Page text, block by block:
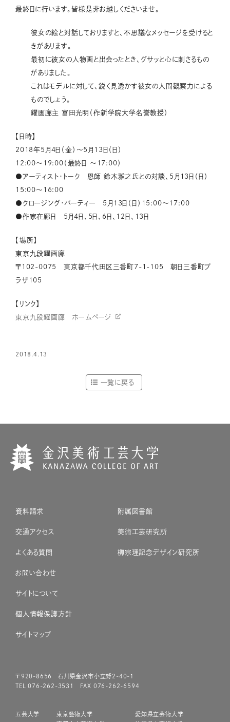
最終日に行います。皆様是非お越しくださいませ。
彼女の絵と対話しておりますと、不思議なメッセージを受けると
きがあります。
最初に彼女の人物画と出会ったとき、グサッと心に刺さるもの
がありました。
これはモデルに対して、鋭く見透かす彼女の人間観察力による
ものでしょう。
耀画廊主 富田光明（作新学院大学名誉教授）
【日時】
2018年5月4日（金）〜5月13日（日）
12:00〜19:00（最終日 〜17:00）
●アーティスト・トーク 恩師 鈴木雅之氏との対談、5月13日（日）
15:00〜16:00
●クロージング・パーティー 5月13日（日）15:00〜17:00
●作家在廊日 5月4日、5日、6日、12日、13日
【場所】
東京九段耀画廊
〒102-0075 東京都千代田区三番町7-1-105 朝日三番町プ
ラザ105
【リンク】
東京九段耀画廊 ホームページ
2018.4.13
一覧に戻る
資料請求
交通アクセス
よくある質問
お問い合わせ
サイトについて
個人情報保護方針
サイトマップ
附属図書館
美術工芸研究所
柳宗理記念デザイン研究所
〒920-8656 石川県金沢市小立野2-40-1
TEL 076-262-3531 FAX 076-262-6594
五芸大学 東京藝術大学
愛知県立芸術大学